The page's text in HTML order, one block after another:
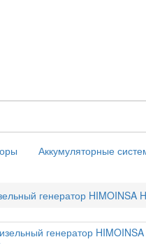
Аккумуляторные
генератор HIMOINSA